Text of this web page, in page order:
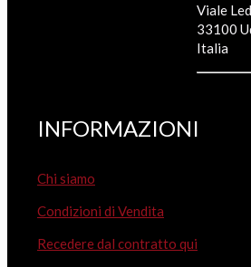
Viale
33100
Italia
INFORMAZIONI
Chi siamo
Condizioni di Vendita
Recedere dal contratto qui